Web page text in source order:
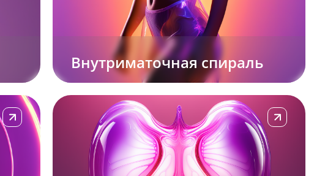
Внутриматочная спираль
Подробнее Подробнее